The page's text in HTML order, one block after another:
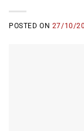
POSTED ON 27/10/